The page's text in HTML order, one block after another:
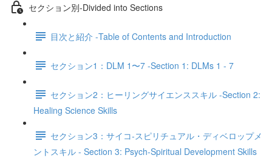
セクション別‐Divided into Sections
目次と紹介 -Table of Contents and Introduction
セクション1：DLM 1〜7 -Section 1: DLMs 1 - 7
セクション2：ヒーリングサイエンススキル -Section 2:
Healing Science Skills
セクション3：サイコ‐スピリチュアル・ディベロップメ
ントスキル - Section 3: Psych-Spiritual Development Skills